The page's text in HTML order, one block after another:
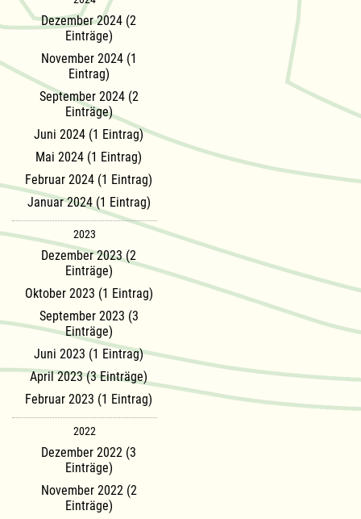
Dezember 2024 (2
Einträge)
November 2024 (1
Eintrag)
September 2024 (2
Einträge)
Juni 2024 (1 Eintrag)
Mai 2024 (1 Eintrag)
Februar 2024 (1 Eintrag)
Januar 2024 (1 Eintrag)
2023
Dezember 2023 (2
Einträge)
Oktober 2023 (1 Eintrag)
September 2023 (3
Einträge)
Juni 2023 (1 Eintrag)
April 2023 (3 Einträge)
Februar 2023 (1 Eintrag)
2022
Dezember 2022 (3
Einträge)
November 2022 (2
Einträge)